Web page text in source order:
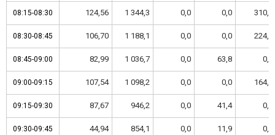
08:15-08:30 124,56 1 344,3 0,0 0,0 310,9
08:30-08:45 106,70 1 188,1 0,0 0,0 224,5
08:45-09:00 82,99 1 036,7 0,0 63,8 0,0
09:00-09:15 107,54 1 098,2 0,0 0,0 164,2
09:15-09:30 87,67 946,2 0,0 41,4 0,0
09:30-09:45 44,94 854,1 0,0 11,9 0,0
08:15-08:30
08:30-08:45
08:45-09:00
09:00-09:15
09:15-09:30
09:30-09:45